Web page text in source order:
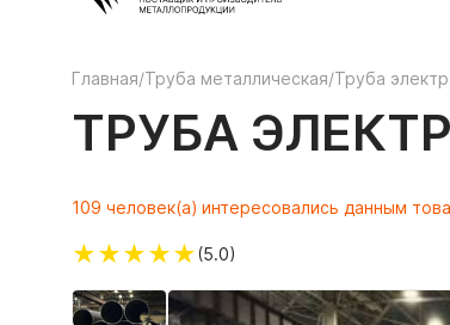
Главная/Труба металлическая/Труба
ТРУБА
109 человек(а) интересовались данным
★★★★★(5.0)